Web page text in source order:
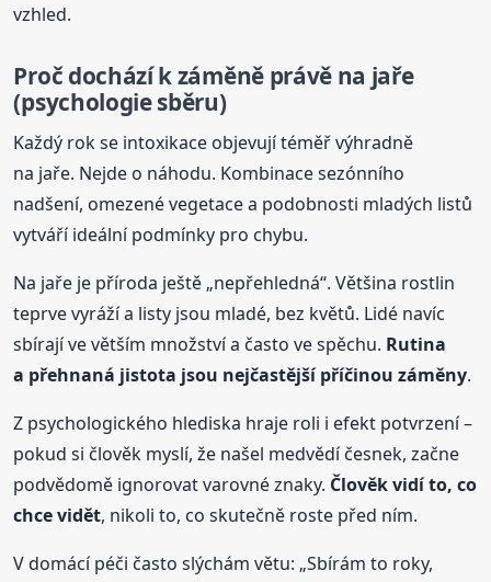
vzhled.
Proč dochází k záměně právě na jaře
(psychologie sběru)
Každý rok se intoxikace objevují téměř výhradně
na jaře. Nejde o náhodu. Kombinace sezónního
nadšení, omezené vegetace a podobnosti mladých listů
vytváří ideální podmínky pro chybu.
Na jaře je příroda ještě „nepřehledná“. Většina rostlin
teprve vyráží a listy jsou mladé, bez květů. Lidé navíc
sbírají ve větším množství a často ve spěchu. Rutina
a přehnaná jistota jsou nejčastější příčinou záměny.
Z psychologického hlediska hraje roli i efekt potvrzení –
pokud si člověk myslí, že našel medvědí česnek, začne
podvědomě ignorovat varovné znaky. Člověk vidí to, co
chce vidět, nikoli to, co skutečně roste před ním.
V domácí péči často slýchám větu: „Sbírám to roky,